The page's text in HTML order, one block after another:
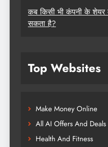
कब किसी भी कंपनी के
सकता है?
Top Websites
Make Money Online
All AI Offers And Deals
Health And Fitness